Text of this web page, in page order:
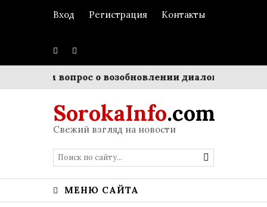
Вход Регистрация Контакты
вопрос о возобновлении диалога с ЕС
SorokaInfo.com
Свежий взгляд на новости
МЕНЮ САЙТА